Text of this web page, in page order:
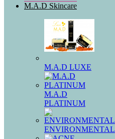
M.A.D Skincare
M.A.D LUXE
M.A.D
PLATINUM
ENVIRONMENTAL